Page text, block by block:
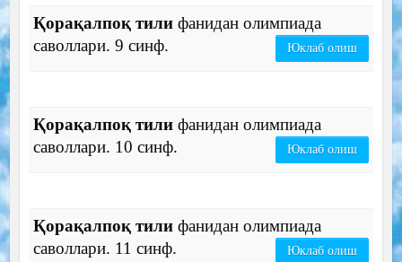
Қорақалпоқ тилифанидан олимпиада
саволлари. 9 синф.
Юклаб олиш
Қорақалпоқ тилифанидан олимпиада
саволлари. 10 синф.
Юклаб олиш
Қорақалпоқ тилифанидан олимпиада
саволлари. 11 синф.
Юклаб олиш